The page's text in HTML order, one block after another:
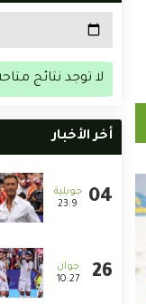
لا توجد نتائج
أخر الأخبار
23:9
10:27